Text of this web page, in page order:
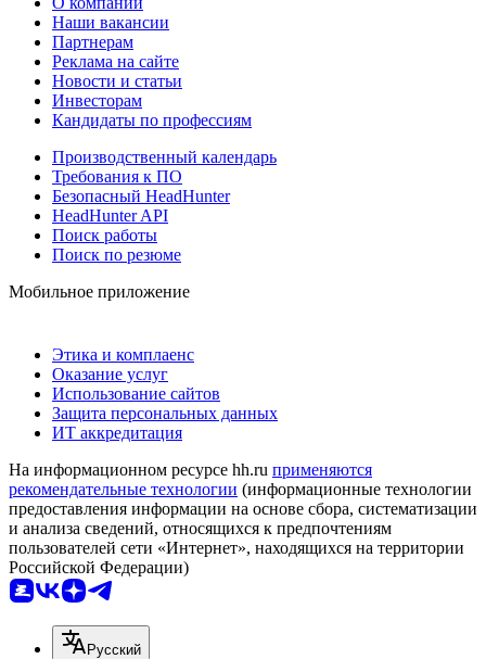
Наши вакансии
Партнерам
Реклама на сайте
Новости и статьи
Инвесторам
Кандидаты по профессиям
Производственный календарь
Требования к ПО
Безопасный HeadHunter
HeadHunter API
Поиск работы
Поиск по резюме
Мобильное приложение
Этика и комплаенс
Оказание услуг
Использование сайтов
Защита персональных данных
ИТ аккредитация
На информационном ресурсе hh.ru применяются
рекомендательные технологии (информационные технологии
предоставления информации на основе сбора, систематизации
и анализа сведений, относящихся к предпочтениям
пользователей сети «Интернет», находящихся на территории
Российской Федерации)
Русский